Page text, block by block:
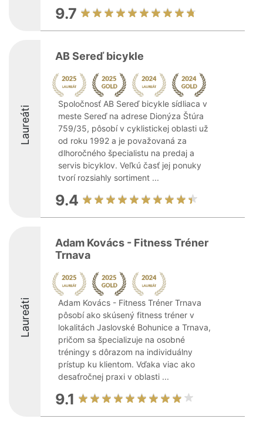
9.7
Laureáti
AB Sereď bicykle
Spoločnosť AB Sereď bicykle sídliaca v
meste Sereď na adrese Dionýza Štúra
759/35, pôsobí v cyklistickej oblasti už
od roku 1992 a je považovaná za
dlhoročného špecialistu na predaj a
servis bicyklov. Veľkú časť jej ponuky
tvorí rozsiahly sortiment ...
9.4
Laureáti
Adam Kovács - Fitness Tréner
Trnava
Adam Kovács - Fitness Tréner Trnava
pôsobí ako skúsený fitness tréner v
lokalitách Jaslovské Bohunice a Trnava,
pričom sa špecializuje na osobné
tréningy s dôrazom na individuálny
prístup ku klientom. Vďaka viac ako
desaťročnej praxi v oblasti ...
9.1